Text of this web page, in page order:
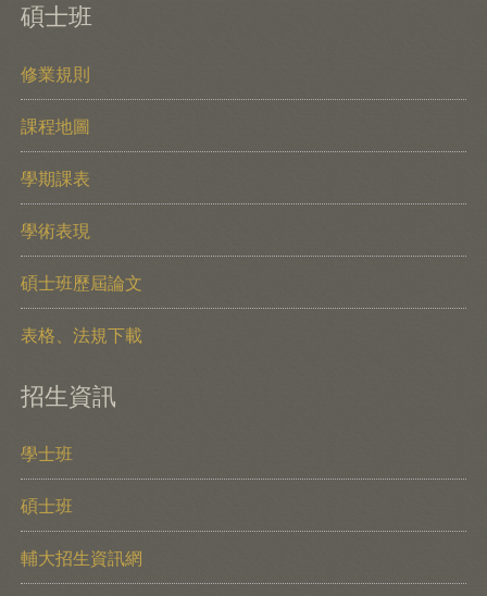
碩士班
修業規則
課程地圖
學期課表
學術表現
碩士班歷屆論文
表格、法規下載
招生資訊
學士班
碩士班
輔大招生資訊網